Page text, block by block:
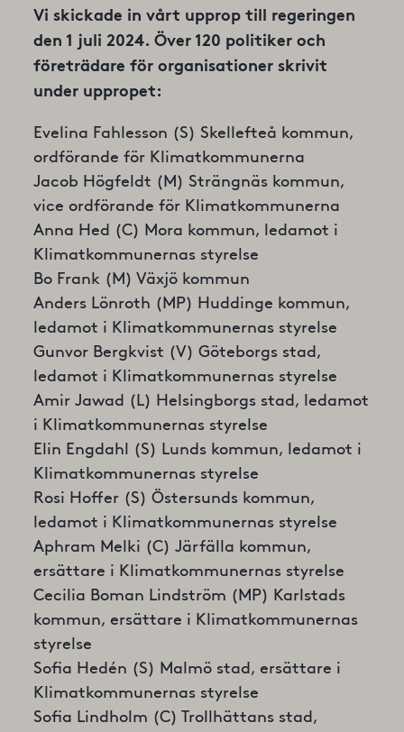
Vi skickade in vårt upprop till regeringen
den 1 juli 2024. Över120 politiker och
företrädare för organisationer skrivit
under uppropet:
Evelina Fahlesson (S) Skellefteå kommun,
ordförande för Klimatkommunerna
Jacob Högfeldt (M) Strängnäs kommun,
vice ordförande för Klimatkommunerna
Anna Hed (C) Mora kommun, ledamot i
Klimatkommunernas styrelse
Bo Frank (M) Växjö kommun
Anders Lönroth (MP) Huddinge kommun,
ledamot i Klimatkommunernas styrelse
Gunvor Bergkvist (V) Göteborgs stad,
ledamot i Klimatkommunernas styrelse
Amir Jawad (L) Helsingborgs stad, ledamot
i Klimatkommunernas styrelse
Elin Engdahl (S) Lunds kommun, ledamot i
Klimatkommunernas styrelse
Rosi Hoffer (S) Östersunds kommun,
ledamot i Klimatkommunernas styrelse
Aphram Melki (C) Järfälla kommun,
ersättare i Klimatkommunernas styrelse
Cecilia Boman Lindström (MP) Karlstads
kommun, ersättare i Klimatkommunernas
styrelse
Sofia Hedén (S) Malmö stad, ersättare i
Klimatkommunernas styrelse
Sofia Lindholm (C) Trollhättans stad,